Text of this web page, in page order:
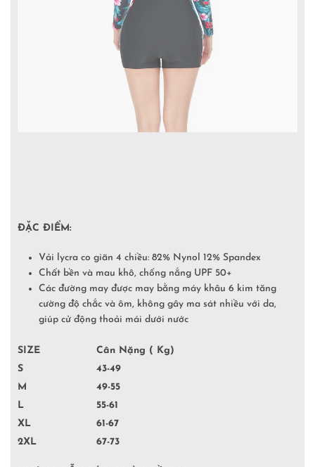
ĐẶC ĐIỂM:
Vải lycra co giãn 4 chiều: 82% Nynol 12% Spandex
Chất bền và mau khô, chống nắng UPF 50+
Các đường may được may bằng máy khâu 6 kim tăng
cường độ chắc và ôm, không gây ma sát nhiều với da,
giúp cử động thoải mái dưới nước
SIZE
Cân Nặng ( Kg)
S
43-49
M
49-55
L
55-61
XL
61-67
2XL
67-73